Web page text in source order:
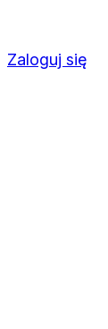
Zaloguj się